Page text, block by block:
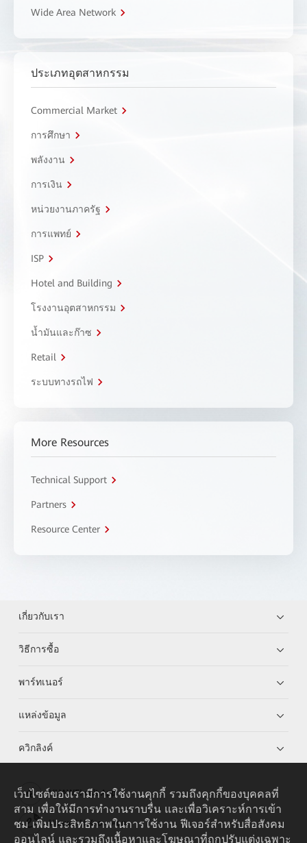
Wide Area Network
ประเภทอุตสาหกรรม
Commercial Market
การศึกษา
พลังงาน
การเงิน
หน่วยงานภาครัฐ
การแพทย์
ISP
Hotel and Building
โรงงานอุตสาหกรรม
น้ำมันและก๊าซ
Retail
ระบบทางรถไฟ
More Resources
Technical Support
Partners
Resource Center
เกี่ยวกับเรา
วิธีการซื้อ
พาร์ทเนอร์
แหล่งข้อมูล
ควิกลิงค์
HUAWEI eKit App
Huawei HiKnow App
เว็บไซต์ของเรามีการใช้งานคุกกี้ รวมถึงคุกกี้ของบุคคลที่
สาม เพื่อให้มีการทำงานราบรื่น และเพื่อวิเคราะห์การเข้า
ชม เพิ่มประสิทธิภาพในการใช้งาน ฟีเจอร์สำหรับสื่อสังคม
ออนไลน์ และรวมถึงเนื้อหาและโฆษณาที่ถูกปรับแต่งเฉพาะ